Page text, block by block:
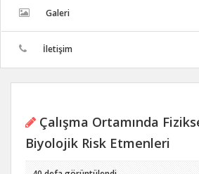
Galeri
İletişim
Çalışma Ortamında
Biyolojik Risk Etmenleri